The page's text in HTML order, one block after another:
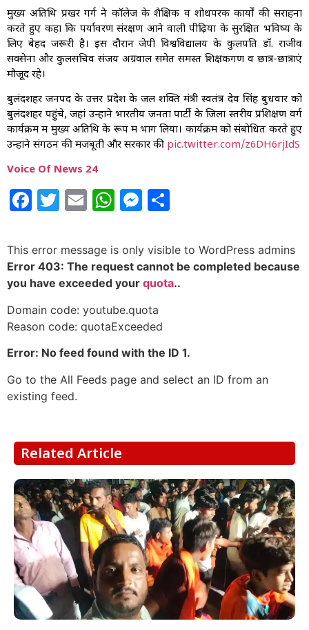
मुख्य अतिथि प्रखर गर्ग ने कॉलेज के शैक्षिक व शोधपरक कार्यों की सराहना
करते हुए कहा कि पर्यावरण संरक्षण आने वाली पीढ़ियों के सुरक्षित भविष्य के
लिए बेहद जरूरी है। इस दौरान जेपी विश्वविद्यालय के कुलपति डॉ. राजीव
सक्सेना और कुलसचिव संजय अग्रवाल समेत समस्त शिक्षकगण व छात्र-छात्राएं
मौजूद रहे।
बुलंदशहर जनपद के उत्तर प्रदेश के जल शक्ति मंत्री स्वतंत्र देव सिंह बुधवार को
बुलंदशहर पहुंचे, जहां उन्होंने भारतीय जनता पार्टी के जिला स्तरीय प्रशिक्षण वर्ग
कार्यक्रम में मुख्य अतिथि के रूप में भाग लिया। कार्यक्रम को संबोधित करते हुए
उन्होंने संगठन की मजबूती और सरकार की pic.twitter.com/z6DH6rjIdS
Voice Of News 24
Facebook
Twitter
EmailWhatsApp
Messenger
This error message is only visible to WordPress admins
Error 403: The request cannot be completed because
you have exceeded your quota..
Domain code: youtube.quota
Reason code: quotaExceeded
Error: No feed found with the ID 1.
Go to the All Feeds page and select an ID from an
existing feed.
Related Article